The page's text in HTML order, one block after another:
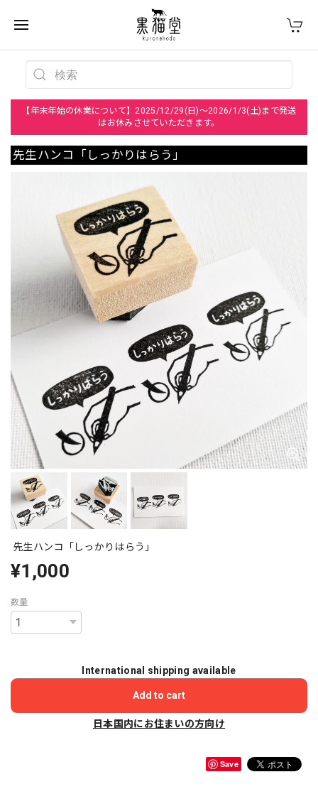
【年末年始の休業について】2025/12/29(日)～2026/1/3(土)まで発送
はお休みさせていただきます。
先生ハンコ「しっかりはらう」
先生ハンコ「しっかりはらう」
¥1,000
数量
International shipping available
Add to cart
日本国内にお住まいの方向け
Save